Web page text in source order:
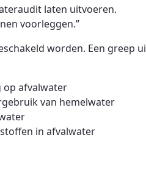
laten uitvoeren.
voorleggen.”
worden. Een greep
op afvalwater
van hemelwater
in afvalwater